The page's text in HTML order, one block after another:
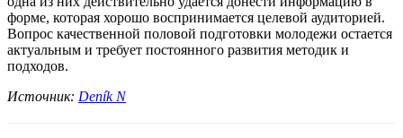
форме, которая хорошо воспринимается целевой аудиторией.
Вопрос качественной половой подготовки молодежи остается
актуальным и требует постоянного развития методик и
подходов.
Источник: Deník N